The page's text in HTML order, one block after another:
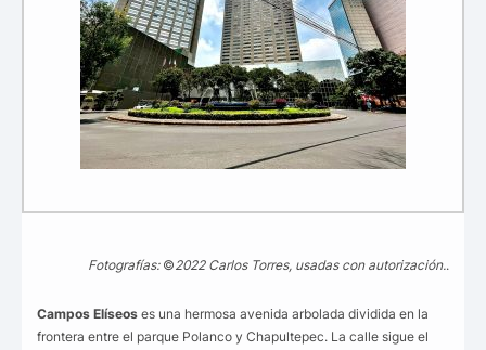
Fotografías:©2022 Carlos Torres, usadas con autorización..
Campos Elíseos es una hermosa avenida arbolada dividida en la
frontera entre el parque Polanco y Chapultepec. La calle sigue el